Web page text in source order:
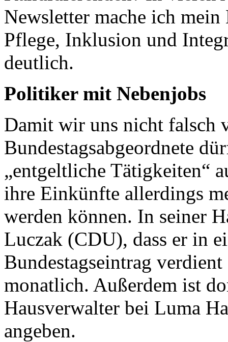
Newsletter mache ich
Pflege, Inklusion und
deutlich.
Politiker mit Nebenjobs
Damit wir uns nicht falsch
Bundestagsabgeordnete
„entgeltliche Tätigkeiten“
ihre Einkünfte allerdings
werden können. In seiner
Luczak (CDU), dass er in
Bundestagseintrag
monatlich. Außerdem ist
Hausverwalter bei Luma
angeben.